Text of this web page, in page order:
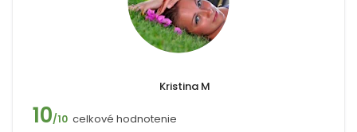
Kristina M
10/10 celkové hodnotenie